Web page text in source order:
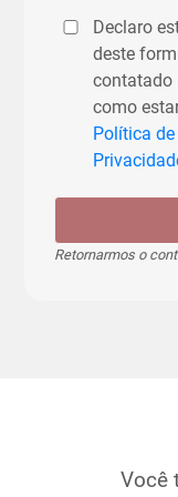
Declaro
deste
contatado
como
Política
Retornarmos o
Você